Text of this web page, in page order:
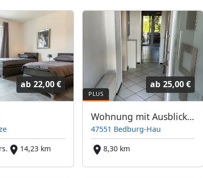
ab 22,00 €
14,23 km
ab 25,00 €
Wohnung mit Ausblick, Wohnung 1
47551 Bedburg-Hau
8,30 km